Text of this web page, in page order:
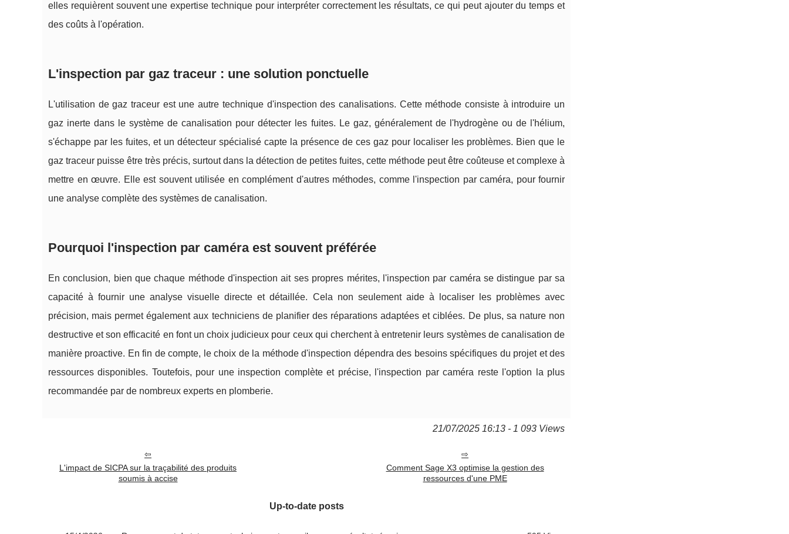
elles requièrent souvent une expertise technique pour interpréter correctement les résultats, ce qui peut ajouter du temps et
des coûts à l'opération.
L'inspection par gaz traceur : une solution ponctuelle
L'utilisation de gaz traceur est une autre technique d'inspection des canalisations. Cette méthode consiste à introduire un
gaz inerte dans le système de canalisation pour détecter les fuites. Le gaz, généralement de l'hydrogène ou de l'hélium,
s'échappe par les fuites, et un détecteur spécialisé capte la présence de ces gaz pour localiser les problèmes. Bien que le
gaz traceur puisse être très précis, surtout dans la détection de petites fuites, cette méthode peut être coûteuse et complexe à
mettre en œuvre. Elle est souvent utilisée en complément d'autres méthodes, comme l'inspection par caméra, pour fournir
une analyse complète des systèmes de canalisation.
Pourquoi l'inspection par caméra est souvent préférée
En conclusion, bien que chaque méthode d'inspection ait ses propres mérites, l'inspection par caméra se distingue par sa
capacité à fournir une analyse visuelle directe et détaillée. Cela non seulement aide à localiser les problèmes avec
précision, mais permet également aux techniciens de planifier des réparations adaptées et ciblées. De plus, sa nature non
destructive et son efficacité en font un choix judicieux pour ceux qui cherchent à entretenir leurs systèmes de canalisation de
manière proactive. En fin de compte, le choix de la méthode d'inspection dépendra des besoins spécifiques du projet et des
ressources disponibles. Toutefois, pour une inspection complète et précise, l'inspection par caméra reste l'option la plus
recommandée par de nombreux experts en plomberie.
21/07/2025 16:13 - 1 093 Views
L'impact de SICPA sur la traçabilité des produits
soumis à accise
Comment Sage X3 optimise la gestion des
ressources d'une PME
Up-to-date posts